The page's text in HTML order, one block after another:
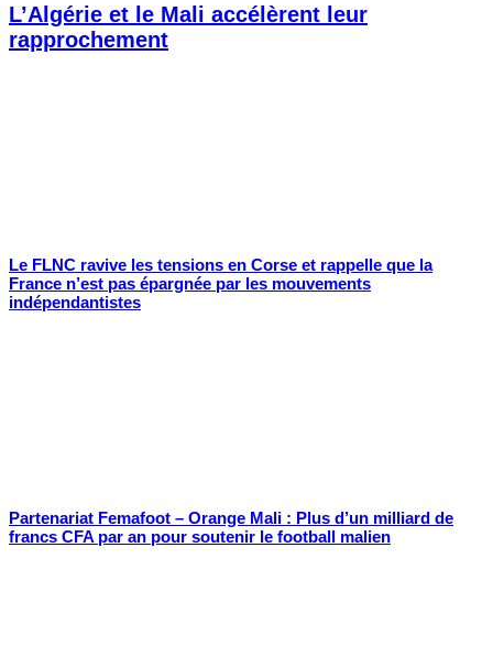
L’Algérie et le Mali accélèrent leur
rapprochement
Le FLNC ravive les tensions en Corse et rappelle que la
France n’est pas épargnée par les mouvements
indépendantistes
Partenariat Femafoot – Orange Mali : Plus d’un milliard de
francs CFA par an pour soutenir le football malien